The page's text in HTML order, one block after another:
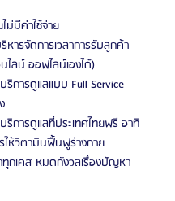
ม่มีค่าใช้จ่าย
ารจัดการเวลาการรับลูกค้า
ไลน์ ออฟไลน์เองได้)
ริการดูแลแบบ Full Service
การดูแลที่ประเทศไทยฟรี อาทิ
ให้วิตามินฟื้นฟูร่างกาย
กเคส หมดกังวลเรื่องปัญหา